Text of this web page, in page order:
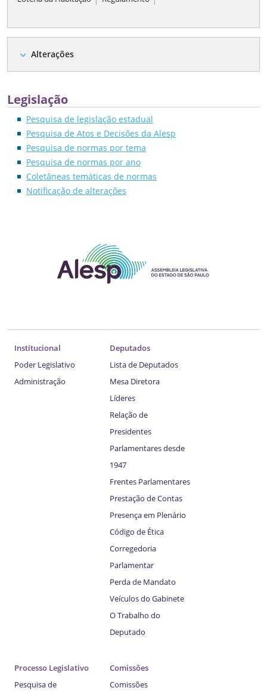
expand_more Alterações
Legislação
Pesquisa de legislação estadual
Pesquisa de Atos e Decisões da Alesp
Pesquisa de normas por tema
Pesquisa de normas por ano
Coletâneas temáticas de normas
Notificação de alterações
Institucional
Poder Legislativo
Administração
Deputados
Lista de Deputados
Mesa Diretora
Líderes
Relação de
Presidentes
Parlamentares desde
1947
Frentes Parlamentares
Prestação de Contas
Presença em Plenário
Código de Ética
Corregedoria
Parlamentar
Perda de Mandato
Veículos do Gabinete
O Trabalho do
Deputado
Processo Legislativo
Pesquisa de
Comissões
Comissões